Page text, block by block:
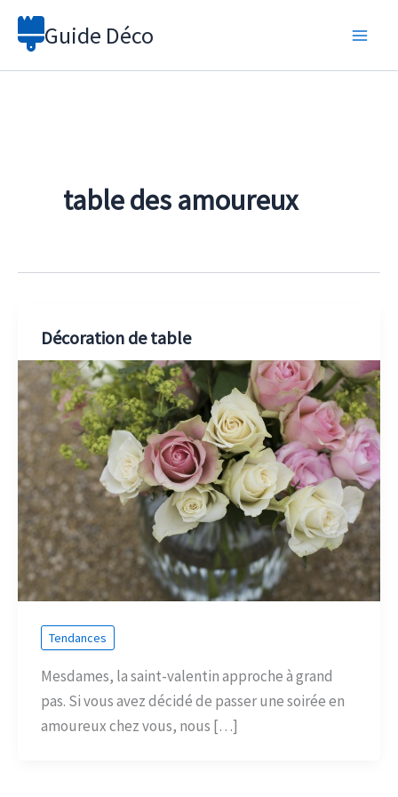
Aller
Guide Déco
table des amoureux
Décoration de table
Tendances
Mesdames, la saint-valentin approche à grand
pas. Si vous avez décidé de passer une soirée en
amoureux chez vous, nous […]